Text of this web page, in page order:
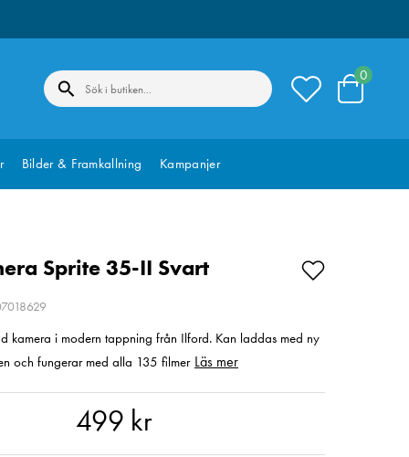
0
Bilder & Framkallning Kampanjer
Sprite 35-II Svart
kamera i modern tappning från Ilford. Kan laddas med ny
och fungerar med alla 135 filmer Läs mer
499 kr